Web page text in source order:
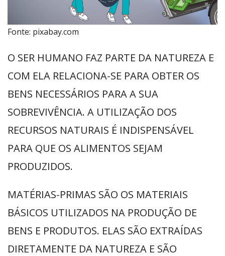
Fonte: pixabay.com
O SER HUMANO FAZ PARTE DA NATUREZA E
COM ELA RELACIONA-SE PARA OBTER OS
BENS NECESSÁRIOS PARA A SUA
SOBREVIVÊNCIA. A UTILIZAÇÃO DOS
RECURSOS NATURAIS É INDISPENSÁVEL
PARA QUE OS ALIMENTOS SEJAM
PRODUZIDOS.
MATÉRIAS-PRIMAS SÃO OS MATERIAIS
BÁSICOS UTILIZADOS NA PRODUÇÃO DE
BENS E PRODUTOS. ELAS SÃO EXTRAÍDAS
DIRETAMENTE DA NATUREZA E SÃO